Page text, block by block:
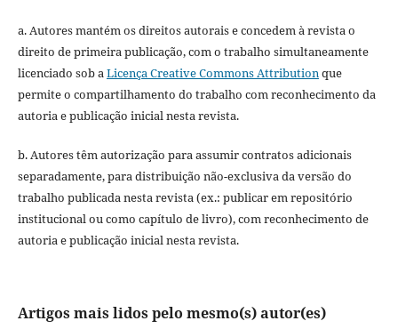
a. Autores mantém os direitos autorais e concedem à revista o
direito de primeira publicação, com o trabalho simultaneamente
licenciado sob aLicença Creative Commons Attributionque
permite o compartilhamento do trabalho com reconhecimento da
autoria e publicação inicial nesta revista.
b. Autores têm autorização para assumir contratos adicionais
separadamente, para distribuição não-exclusiva da versão do
trabalho publicada nesta revista (ex.: publicar em repositório
institucional ou como capítulo de livro), com reconhecimento de
autoria e publicação inicial nesta revista.
Artigos mais lidos pelo mesmo(s) autor(es)